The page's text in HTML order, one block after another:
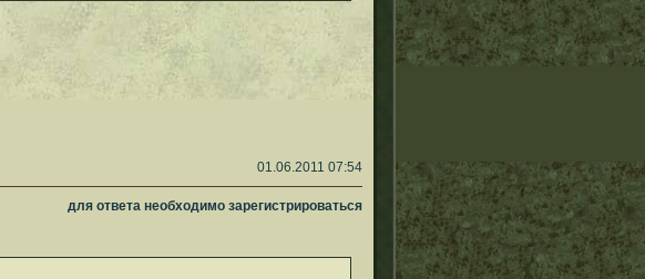
01.06.2011 07:54
для ответа необходимо зарегистрироваться